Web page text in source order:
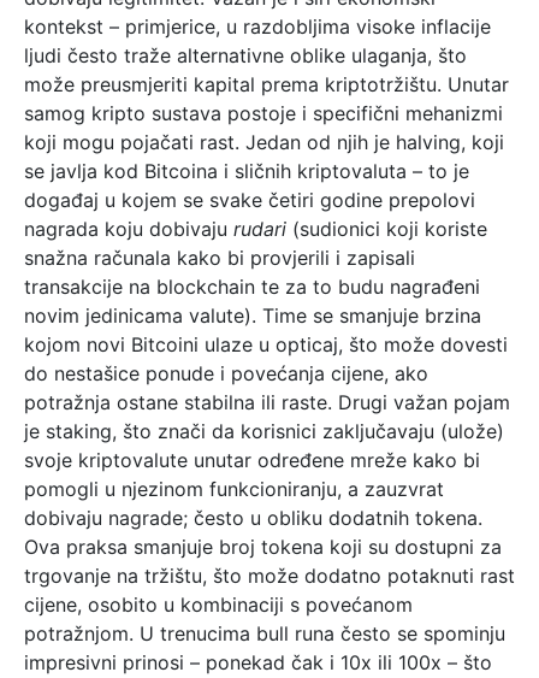
kontekst – primjerice, u razdobljima visoke inflacije
ljudi često traže alternativne oblike ulaganja, što
može preusmjeriti kapital prema kriptotržištu. Unutar
samog kripto sustava postoje i specifični mehanizmi
koji mogu pojačati rast. Jedan od njih je halving, koji
se javlja kod Bitcoina i sličnih kriptovaluta – to je
događaj u kojem se svake četiri godine prepolovi
nagrada koju dobivaju rudari (sudionici koji koriste
snažna računala kako bi provjerili i zapisali
transakcije na blockchain te za to budu nagrađeni
novim jedinicama valute). Time se smanjuje brzina
kojom novi Bitcoini ulaze u opticaj, što može dovesti
do nestašice ponude i povećanja cijene, ako
potražnja ostane stabilna ili raste. Drugi važan pojam
je staking, što znači da korisnici zaključavaju (ulože)
svoje kriptovalute unutar određene mreže kako bi
pomogli u njezinom funkcioniranju, a zauzvrat
dobivaju nagrade; često u obliku dodatnih tokena.
Ova praksa smanjuje broj tokena koji su dostupni za
trgovanje na tržištu, što može dodatno potaknuti rast
cijene, osobito u kombinaciji s povećanom
potražnjom. U trenucima bull runa često se spominju
impresivni prinosi – ponekad čak i 10x ili 100x – što